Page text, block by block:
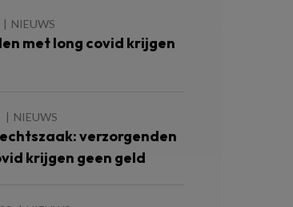
NIEUWS
met long covid krijgen
NIEUWS
verzorgenden
krijgen geen geld